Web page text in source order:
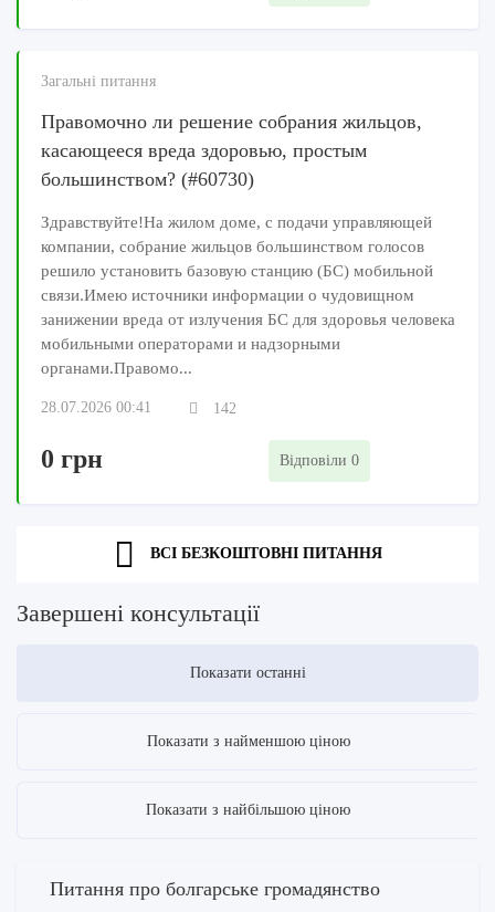
Загальні питання
Правомочно ли решение собрания жильцов,
касающееся вреда здоровью, простым
большинством? (#60730)
Здравствуйте!На жилом доме, с подачи управляющей
компании, собрание жильцов большинством голосов
решило установить базовую станцию (БС) мобильной
связи.Имею источники информации о чудовищном
занижении вреда от излучения БС для здоровья человека
мобильными операторами и надзорными
органами.Правомо...
28.07.2026 00:41 142
0 грн Відповіли 0
ВСІ БЕЗКОШТОВНІ ПИТАННЯ
Завершені консультації
Показати останні
Показати з найменшою ціною
Показати з найбільшою ціною
Питання про болгарське громадянство